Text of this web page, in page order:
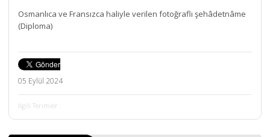
Osmanlıca ve Fransızca haliyle verilen fotoğraflı şehâdetnâme
(Diploma)
05 Eylül 2024
İlgili Terimler :